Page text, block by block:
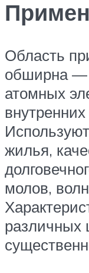
Область
обширна —
атомных
жилья,
молов,
различных